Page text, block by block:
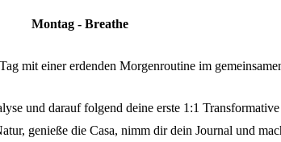
Montag - Breathe
mit einer erdenden Morgenroutine im
und darauf folgend deine erste 1:1
genieße die Casa, nimm dir dein Journal und